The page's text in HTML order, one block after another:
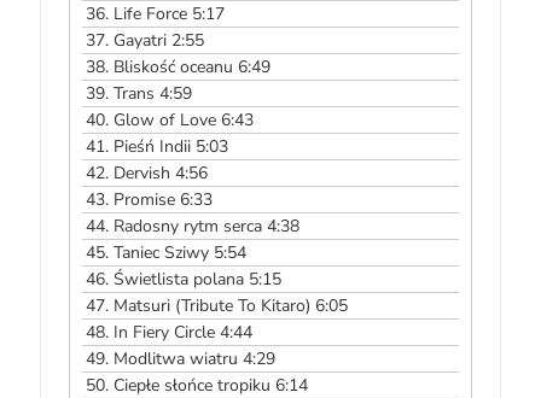
36. Life Force 5:17
37. Gayatri 2:55
38. Bliskość oceanu 6:49
39.Trans 4:59
40. Glow of Love 6:43
41. Pieśń Indii 5:03
42. Dervish 4:56
43. Promise 6:33
44. Radosny rytm serca 4:38
45.Taniec Sziwy 5:54
46.Świetlista polana 5:15
47. Matsuri (Tribute To Kitaro) 6:05
48. In Fiery Circle 4:44
49. Modlitwa wiatru 4:29
50. Ciepłe słońce tropiku 6:14